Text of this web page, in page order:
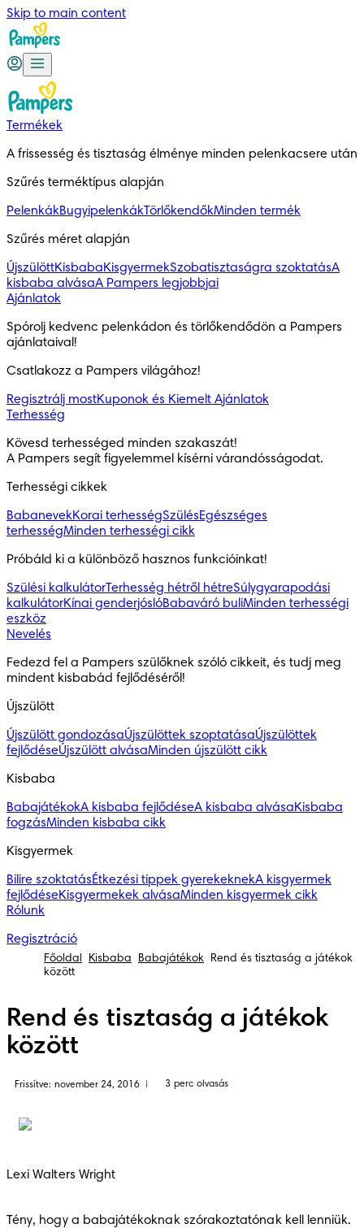
Skip to main content
Termékek
A frissesség és tisztaság élménye minden pelenkacsere után
Szűrés terméktípus alapján
PelenkákBugyipelenkákTörlőkendőkMinden termék
Szűrés méret alapján
ÚjszülöttKisbabaKisgyermekSzobatisztaságra szoktatásA
kisbaba alvásaA Pampers legjobbjai
Ajánlatok
Spórolj kedvenc pelenkádon és törlőkendődön a Pampers
ajánlataival!
Csatlakozz a Pampers világához!
Regisztrálj mostKuponok és Kiemelt Ajánlatok
Terhesség
Kövesd terhességed minden szakaszát!
A Pampers segít figyelemmel kísérni várandósságodat.
Terhességi cikkek
BabanevekKorai terhességSzülésEgészséges
terhességMinden terhességi cikk
Próbáld ki a különböző hasznos funkcióinkat!
Szülési kalkulátorTerhesség hétről hétreSúlygyarapodási
kalkulátorKínai genderjóslóBabaváró buliMinden terhességi
eszköz
Nevelés
Fedezd fel a Pampers szülőknek szóló cikkeit, és tudj meg
mindent kisbabád fejlődéséről!
Újszülött
Újszülött gondozásaÚjszülöttek szoptatásaÚjszülöttek
fejlődéseÚjszülött alvásaMinden újszülött cikk
Kisbaba
BabajátékokA kisbaba fejlődéseA kisbaba alvásaKisbaba
fogzásMinden kisbaba cikk
Kisgyermek
Bilire szoktatásÉtkezési tippek gyerekeknekA kisgyermek
fejlődéseKisgyermekek alvásaMinden kisgyermek cikk
Rólunk
Regisztráció
Főoldal Kisbaba Babajátékok
Rend és tisztaság a játékok
között
Rend és tisztaság a játékok
között
Frissítve: november 24, 2016 3 perc olvasás
Lexi Walters Wright
Tény, hogy a babajátékoknak szórakoztatónak kell lenniük.